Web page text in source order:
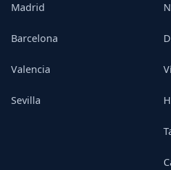
Madrid
Barcelona
Valencia
Sevilla